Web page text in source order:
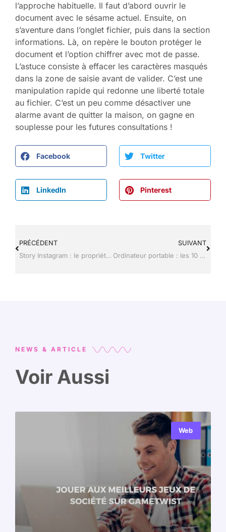
l’approche habituelle. Il faut d’abord ouvrir le
document avec le sésame actuel. Ensuite, on
s’aventure dans l’onglet fichier, puis dans la section
informations. Là, on repère le bouton protéger le
document et l’option chiffrer avec mot de passe.
L’astuce consiste à effacer les caractères masqués
dans la zone de saisie avant de valider. C’est une
manipulation rapide qui redonne une liberté totale
au fichier. C’est un peu comme désactiver une
alarme avant de quitter la maison, on gagne en
souplesse pour les futures consultations !
Facebook Twitter
LinkedIn Pinterest
PRÉCÉDENT
Story Instagram : le propriétaire peut-il vraiment voir vos captures d’écran ?
SUIVANT
Ordinateur portable : les 10 solutions si l’écran ne s’allume plus
NEWS & ARTICLE
Voir Aussi
Web